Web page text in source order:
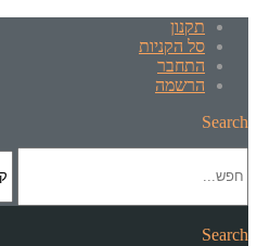
תקנון
סל הקניות
התחבר
הרשמה
Search
Search